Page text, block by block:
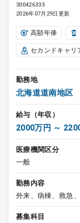
300426333
2026年07月29日更新
高額年俸
セカンドキャリ
勤務地
北海道道南地区
給与（年収）
2000万円 ～
医療機関区分
一般
勤務内容
外来、病棟、救急
募集科目